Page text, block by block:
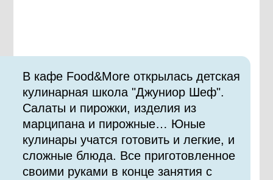
В кафе Food&More открылась детская
кулинарная школа "Джуниор Шеф".
Салаты и пирожки, изделия из
марципана и пирожные… Юные
кулинары учатся готовить и легкие, и
сложные блюда. Все приготовленное
своими руками в конце занятия с